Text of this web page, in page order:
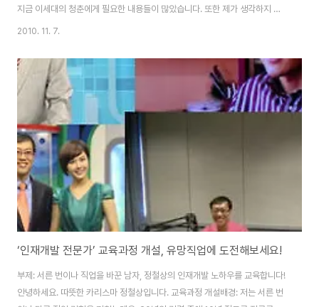
지금 이세대의 청춘에게 필요한 내용들이 많았습니다. 또한 제가 생각하지 못
했던 인재개발 전문가에 대해서 알게 되었습니다. 저는 직장인 5년차로 신입사
이 적은 직장이지만, 직장을 통해서 상담과 심리분야에 중심을 두기 시작했습
니다. (이미지출처: Daum 이미지 '인재개발전문가' 검색결과 화면 캡쳐) 그래
서 상담대학원에 진학하기 위해 준비중이구요. 이직도 고려중에 있습니다. 이
런 상황에서 심리와 관련된 책을 읽던 중에 알게 된 '심리학이 청춘에게 묻다'를
읽게 된 것 입니다. 제가..
2010. 11. 7.
‘인재개발 전문가’ 교육과정 개설, 유망직업에 도전해보세요!
부제: 서른 번이나 직업을 바꾼 남자, 정철상의 인재개발 노하우를 교육합니다!
안녕하세요. 따뜻한 카리스마 정철상입니다. 교육과정 개설배경: 저는 서른 번